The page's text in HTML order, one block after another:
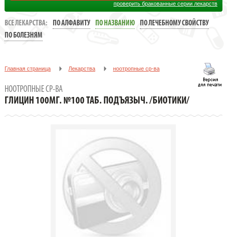
проверить бракованные серии лекарств
ВСЕ ЛЕКАРСТВА: ПО АЛФАВИТУ ПО НАЗВАНИЮ
ПО ЛЕЧЕБНОМУ СВОЙСТВУ
ПО БОЛЕЗНЯМ
Главная страница Лекарства ноотропные ср-ва
НООТРОПНЫЕ СР-ВА
ГЛИЦИН 100МГ. №100 ТАБ. ПОДЪЯЗЫЧ. /БИОТИКИ/